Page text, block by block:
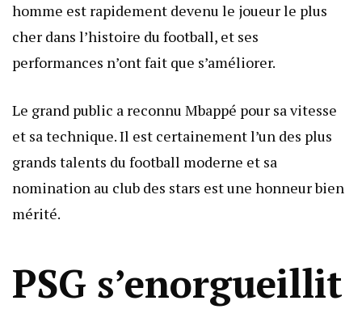
homme est rapidement devenu le joueur le plus
cher dans l’histoire du football, et ses
performances n’ont fait que s’améliorer.
Le grand public a reconnu Mbappé pour sa vitesse
et sa technique. Il est certainement l’un des plus
grands talents du football moderne et sa
nomination au club des stars est une honneur bien
mérité.
PSG s’enorgueillit